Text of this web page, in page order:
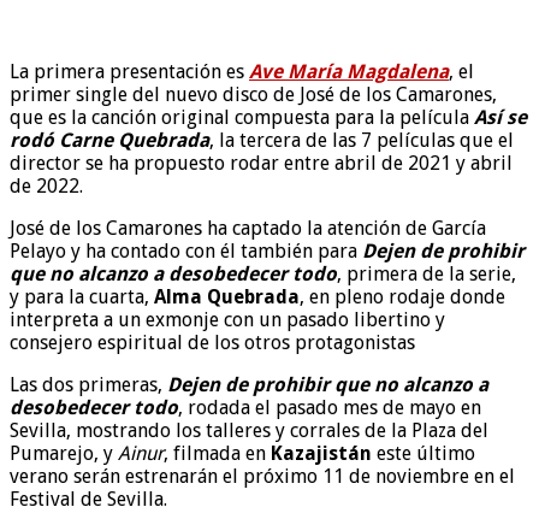
La primera presentación es Ave María Magdalena, el
primer single del nuevo disco de José de los Camarones,
que es la canción original compuesta para la película Así se
rodó Carne Quebrada, la tercera de las 7 películas que el
director se ha propuesto rodar entre abril de 2021 y abril
de 2022.
José de los Camarones ha captado la atención de García
Pelayo y ha contado con él también para Dejen de prohibir
que no alcanzo a desobedecer todo, primera de la serie,
y para la cuarta, Alma Quebrada, en pleno rodaje donde
interpreta a un exmonje con un pasado libertino y
consejero espiritual de los otros protagonistas
Las dos primeras, Dejen de prohibir que no alcanzo a
desobedecer todo, rodada el pasado mes de mayo en
Sevilla, mostrando los talleres y corrales de la Plaza del
Pumarejo, y Ainur, filmada en Kazajistán este último
verano serán estrenarán el próximo 11 de noviembre en el
Festival de Sevilla.